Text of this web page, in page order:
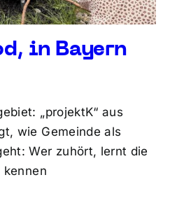
in Bayern
„projektK“ aus
wie Gemeinde als
Wer zuhört, lernt die